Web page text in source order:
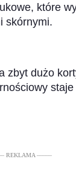
które
skórnymi.
dużo
REKLAMA –––––